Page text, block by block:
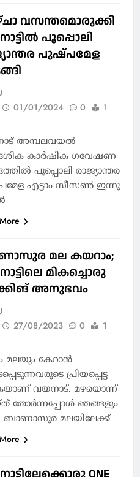
വസന്തമൊരുക്കി
പൂപ്പൊലി
പുഷ്പമേള
01/01/2024 0
1
അമ്പലവയല്‍
കാര്‍ഷിക ഗവേഷണ
പൂപ്പൊലി രാജ്യാന്തര
എട്ടാം സീസണ്‍ ഇന്നു
മല കയറാം;
മികച്ചൊരു
അനുഭവം
27/08/2023 0
1
മലയും കേറാൻ
പ്രിയപ്പെട്ട
വയനാട്. മഴയൊന്ന്
തോർന്നപ്പോൾ ഞങ്ങളും
ബാണാസുര മലയിലേക്ക്